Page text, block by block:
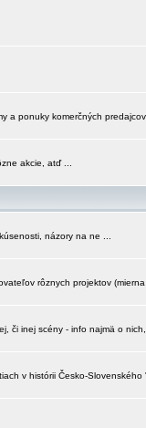
a ponuky komerčných predajcov
akcie, atď ...
názory na ne ...
rôznych projektov
či inej scény - info najmä o
v histórii Česko-Slovenského